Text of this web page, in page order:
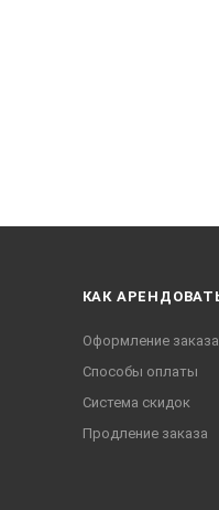
КАК
Оформление заказа
Способы оплаты
Система скидок
Продление заказа